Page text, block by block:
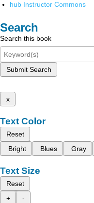
hub Instructor Commons
Search
Search this book
Submit Search
x
Text Color
Reset
Bright
Blues Gray
Text Size
Reset
+
-